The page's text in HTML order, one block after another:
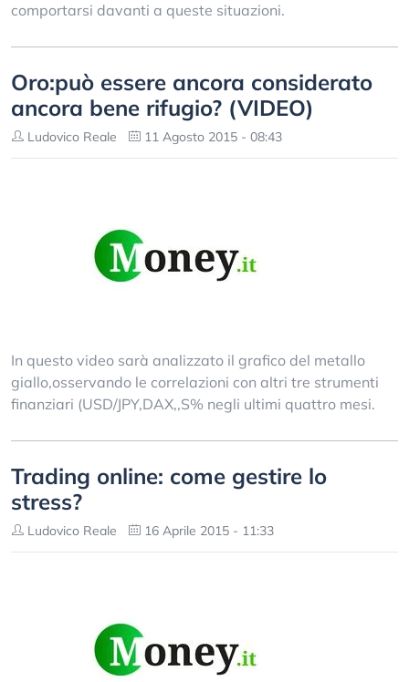
comportarsi davanti a queste situazioni.
Oro:può essere ancora considerato
ancora bene rifugio? (VIDEO)
Ludovico Reale 11 Agosto 2015 - 08:43
In questo video sarà analizzato il grafico del metallo
giallo,osservando le correlazioni con altri tre strumenti
finanziari (USD/JPY,DAX,,S% negli ultimi quattro mesi.
Trading online: come gestire lo
stress?
Ludovico Reale 16 Aprile 2015 - 11:33